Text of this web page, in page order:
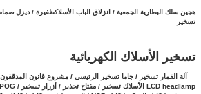
هجين سلك البطارية الجمعية / انزلاق الباب الأسلاكظفيرة / ديزل
تسخير
تسخير الأسلاك الكهربائية